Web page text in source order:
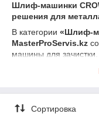
Шлиф-машинки
решения для
В категории «Шлиф-
MasterProServis.kz
машины для зачистки,
бетоном и другими
Инструменты CROWN
удобство в работе —
мастерских, так и
Сортировка